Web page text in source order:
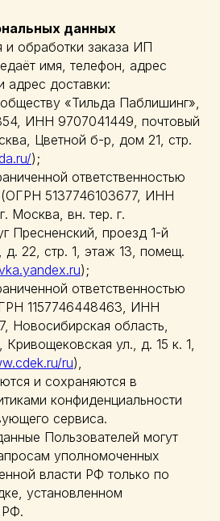
данных
и обработки заказа ИП
имя, телефон, адрес
адрес доставки:
«Тильда Паблишинг»,
ИНН 9707041449, почтовый
Цветной б-р, дом 21, стр.
);
ответственностью
5137746103677, ИНН
Москва, вн. тер. г.
Пресненский, проезд 1-й
д. 22, стр. 1, этаж 13, помещ.
);
ответственностью
1157746448463, ИНН
Новосибирская область,
ул., д. 15 к. 1,
ru),
и сохраняются в
конфиденциальности
сервиса.
Пользователей могут
уполномоченных
власти РФ только по
установленном
РФ.